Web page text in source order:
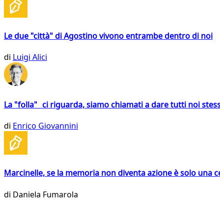
Le due "città" di Agostino vivono entrambe dentro di noi
di Luigi Alici
La "folla" ci riguarda, siamo chiamati a dare tutti noi
di Enrico Giovannini
Marcinelle, se la memoria non diventa azione è solo una
di Daniela Fumarola